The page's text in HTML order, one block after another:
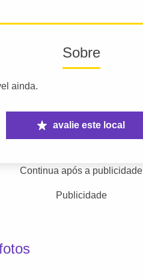
Sobre
ainda.
avalie este local
Continua após a publicidade
Publicidade